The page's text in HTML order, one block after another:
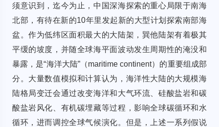
须意识到，迄今为止，中国深海探索的重心局限于南海
北部，有待在新的10年里发起新的大型计划探索南部海
盆。作为低纬区面积最大的大陆架，巽他陆架有着极其
平缓的坡度，并随全球海平面波动发生周期性的淹没和
暴露，是“海洋大陆”（maritime continent）的重要组成部
分。大量数值模拟和计算认为，海洋性大陆的大规模海
陆格局变迁会通过改变海洋和大气环流、硅酸盐岩和碳
酸盐岩风化、有机碳埋藏等过程，影响全球碳循环和水
循环，进而调控全球气候演化。但是，上述一系列假说